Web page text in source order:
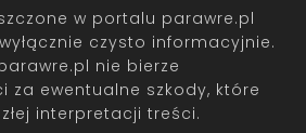
w portalu parawre.pl
czysto informacyjnie.
nie bierze
za ewentualne szkody, które
interpretacji treści.